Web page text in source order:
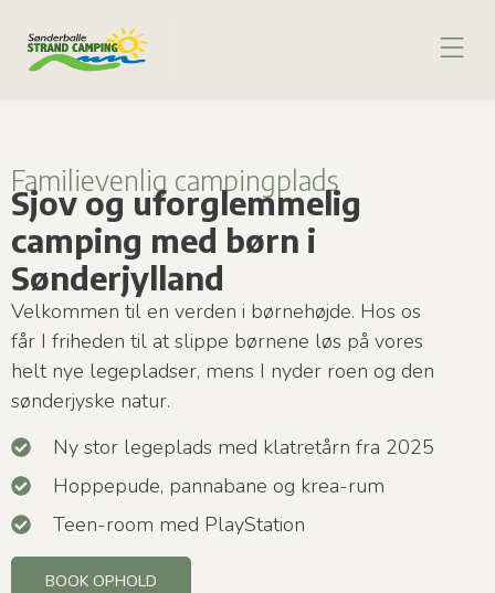
Familievenlig campingplads
Sjov og uforglemmelig
camping med børn i
Sønderjylland
Velkommen til en verden i børnehøjde. Hos os
får I friheden til at slippe børnene løs på vores
helt nye legepladser, mens I nyder roen og den
sønderjyske natur.
Ny stor legeplads med klatretårn fra 2025
Hoppepude, pannabane og krea-rum
Teen-room med PlayStation
BOOK OPHOLD